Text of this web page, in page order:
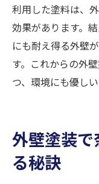
利用した塗料は、
効果があります。
にも耐え得る外壁
す。これからの外
つ、環境にも優し
外壁塗装
る秘訣